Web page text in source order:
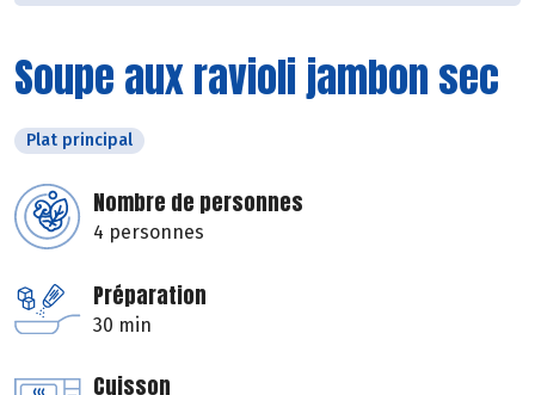
Soupe aux ravioli jambon sec
Plat principal
Nombre de personnes
4 personnes
Préparation
30 min
Cuisson